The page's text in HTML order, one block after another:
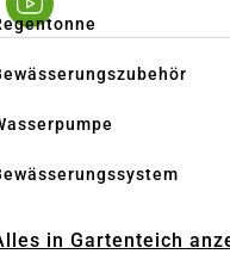
in Gartenteich